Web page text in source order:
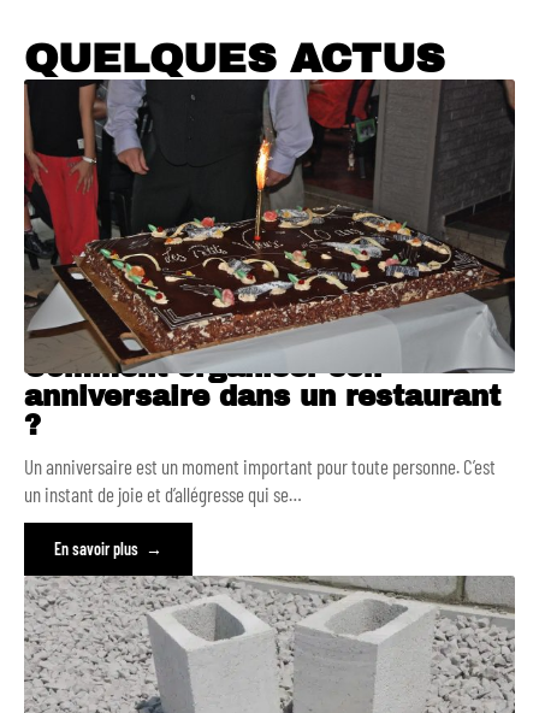
QUELQUES ACTUS
Comment organiser son
anniversaire dans un restaurant
?
Un anniversaire est un moment important pour toute personne. C’est
un instant de joie et d’allégresse qui se…
En savoir plus